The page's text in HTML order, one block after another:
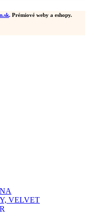
. Prémiové weby a eshopy.
VELVET